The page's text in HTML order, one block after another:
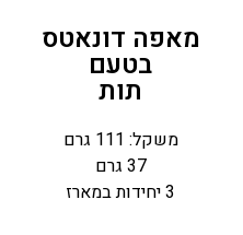
מאפה דונאטס
בטעם
תות
משקל: 111 גרם